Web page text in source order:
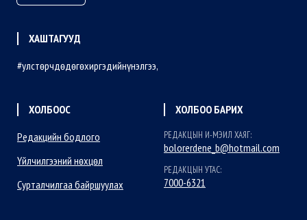
ХАШТАГУУД
улстөрчдөдөгөхиргэдийнүнэлгээ
ХОЛБООС
Редакцийн бодлого
Үйлчилгээний нөхцөл
Сурталчилгаа байршуулах
ХОЛБОО БАРИХ
РЕДАКЦЫН И-МЭИЛ ХАЯГ:
bolorerdene_b@hotmail.com
РЕДАКЦЫН УТАС:
7000-6321